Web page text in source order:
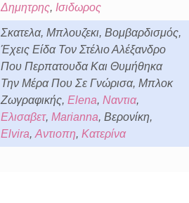
Δημητρης, Ισιδωρος
Σκατελα, Μπλουζεκι, Βομβαρδισμός,
Έχεις Είδα Τον Στέλιο Αλέξανδρο
Που Περπατουδα Και Θυμήθηκα
Την Μέρα Που Σε Γνώρισα, Μπλοκ
Ζωγραφικής, Elena, Ναντια,
Ελισαβετ, Marianna, Βερονίκη,
Elvira, Αντιοπη, Κατερίνα